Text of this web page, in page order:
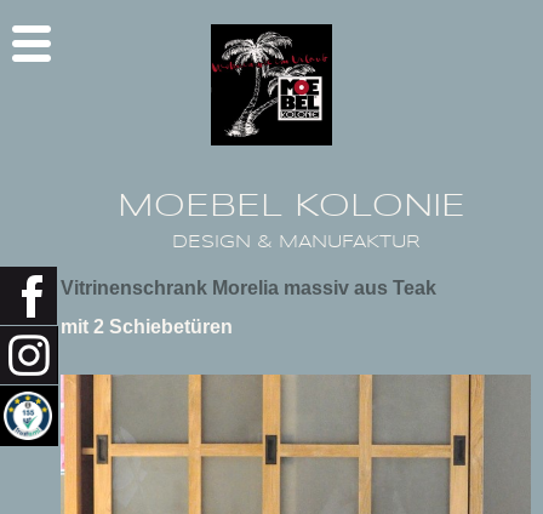
MOEBEL KOLONIE
DESIGN & MANUFAKTUR
Vitrinenschrank Morelia massiv aus Teak
mit 2 Schiebetüren